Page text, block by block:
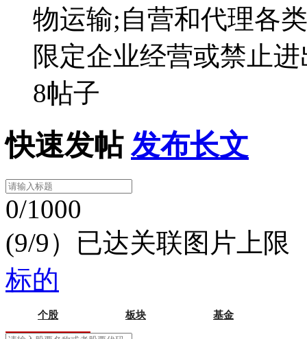
物运输;自营和代理各
限定企业经营或禁止
8帖子
快速发帖 发布长文
0/1000
(9/9）已达关联图片上限
标的
个股 板块 基金